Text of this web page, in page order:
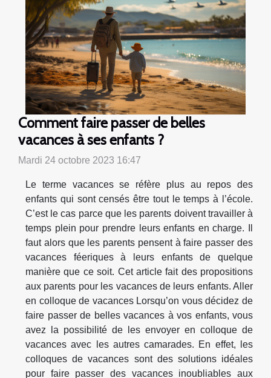
Comment faire passer de belles
vacances à ses enfants ?
Mardi 24 octobre 2023 16:47
Le terme vacances se réfère plus au repos des
enfants qui sont censés être tout le temps à l’école.
C’est le cas parce que les parents doivent travailler à
temps plein pour prendre leurs enfants en charge. Il
faut alors que les parents pensent à faire passer des
vacances féeriques à leurs enfants de quelque
manière que ce soit. Cet article fait des propositions
aux parents pour les vacances de leurs enfants. Aller
en colloque de vacances Lorsqu’on vous décidez de
faire passer de belles vacances à vos enfants, vous
avez la possibilité de les envoyer en colloque de
vacances avec les autres camarades. En effet, les
colloques de vacances sont des solutions idéales
pour faire passer des vacances inoubliables aux